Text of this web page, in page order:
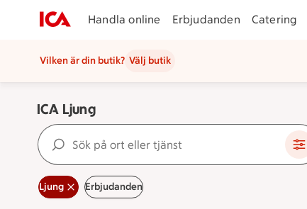
Handla online Erbjudanden Catering
Vilken är din butik? Välj butik
ICA Ljung
Sök på ort eller tjänst
Ljung Erbjudanden